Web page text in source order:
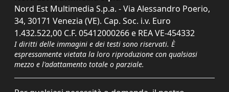
Nord Est Multimedia S.p.a. - Via Alessandro Poerio,
34, 30171 Venezia (VE). Cap. Soc. i.v. Euro
1.432.522,00 C.F. 05412000266 e REA VE-454332
I diritti delle immagini e dei testi sono riservati. È
espressamente vietata la loro riproduzione con qualsiasi
mezzo e l'adattamento totale o parziale.